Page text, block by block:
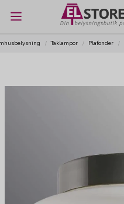
Taklampor Plafonder